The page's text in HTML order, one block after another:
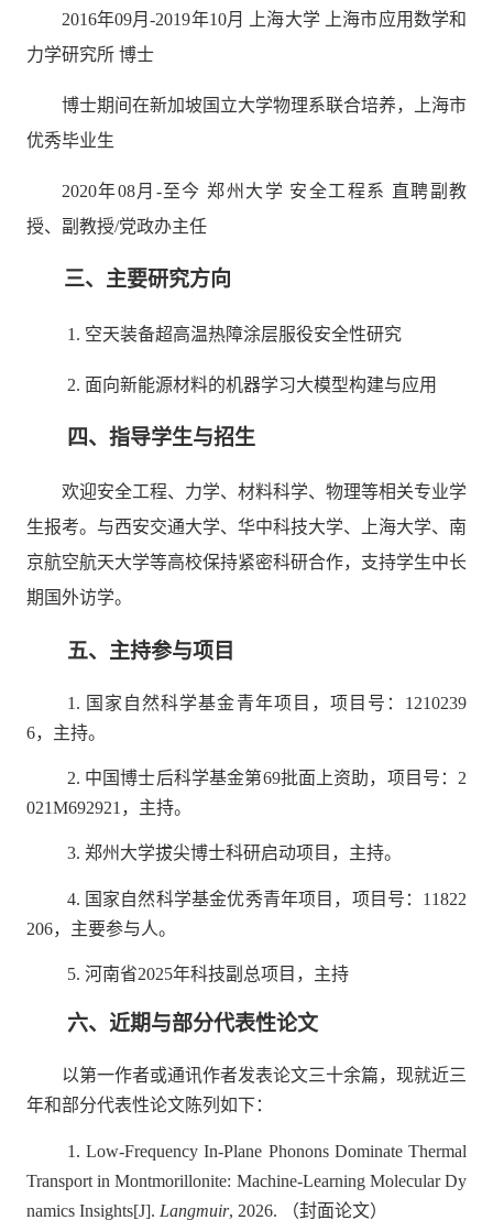
2016年09月-2019年10月 上海大学
上海市应用数学和
力学研究所 博士
博士期间在新加坡国立大学物理系联合培养，上海市
优秀毕业生
2020年08月 -至今 郑州大学 安全工程系 直聘副教
授、 副教授/党政办主任
三、主要研究方向
1. 空天装备超高温热障涂层服役安全性研究
2. 面向新能源材料的机器学习大模型构建与应用
四、指导学生与招生
欢迎安全工程、力学、材料科学、物理等相关专业学
生报考。与西安交通大学、华中科技大学、上海大学、南
京航空航天大学等高校保持紧密科研合作，支持学生中长
期国外访学。
五、主持参与项目
1. 国家自然科学基金青年项目，项目号： 1210239
6，主持。
2. 中国博士后科学基金第69批面上资助， 项目号： 2
021M692921 ，主持。
3. 郑州大学拔尖博士科研启动项目，主持。
4. 国家自然科学基金优秀青年项目，项目号： 11822
206，主要参与人。
5. 河南省2025年科技副总项目，主持
六、近期与部分代表性论文
以第一作者或通讯作者发表论文三十余篇，现就近三
年和部分代表性论文陈列如下：
1.Low-Frequency In-Plane Phonons Dominate Thermal
Transport in Montmorillonite: Machine-Learning Molecular Dy
namics Insights[J]. Langmuir, 2026. （封面论文）